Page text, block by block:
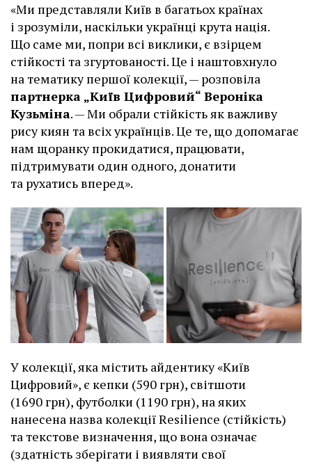
«Ми представляли Київ в багатьох країнах
і зрозуміли, наскільки українці крута нація.
Що саме ми, попри всі виклики, є взірцем
стійкості та згуртованості. Це і наштовхнуло
на тематику першої колекції, — розповіла
партнерка „Київ Цифровий“ Вероніка
Кузьміна. — Ми обрали стійкість як важливу
рису киян та всіх українців. Це те, що допомагає
нам щоранку прокидатися, працювати,
підтримувати один одного, донатити
та рухатись вперед».
У колекції, яка містить айдентику «Київ
Цифровий», є кепки (590 грн), світшоти
(1690 грн), футболки (1190 грн), на яких
нанесена назва колекції Resilience (стійкість)
та текстове визначення, що вона означає
(здатність зберігати і виявляти свої